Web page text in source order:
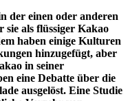
der einen oder anderen
als flüssiger Kakao
haben einige Kulturen
hinzugefügt, aber
in seiner
eine Debatte über die
ausgelöst. Eine Studie